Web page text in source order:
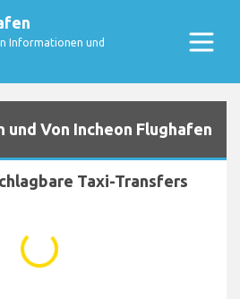
Informationen und
und Von Incheon Flughafen
Taxi-Transfers